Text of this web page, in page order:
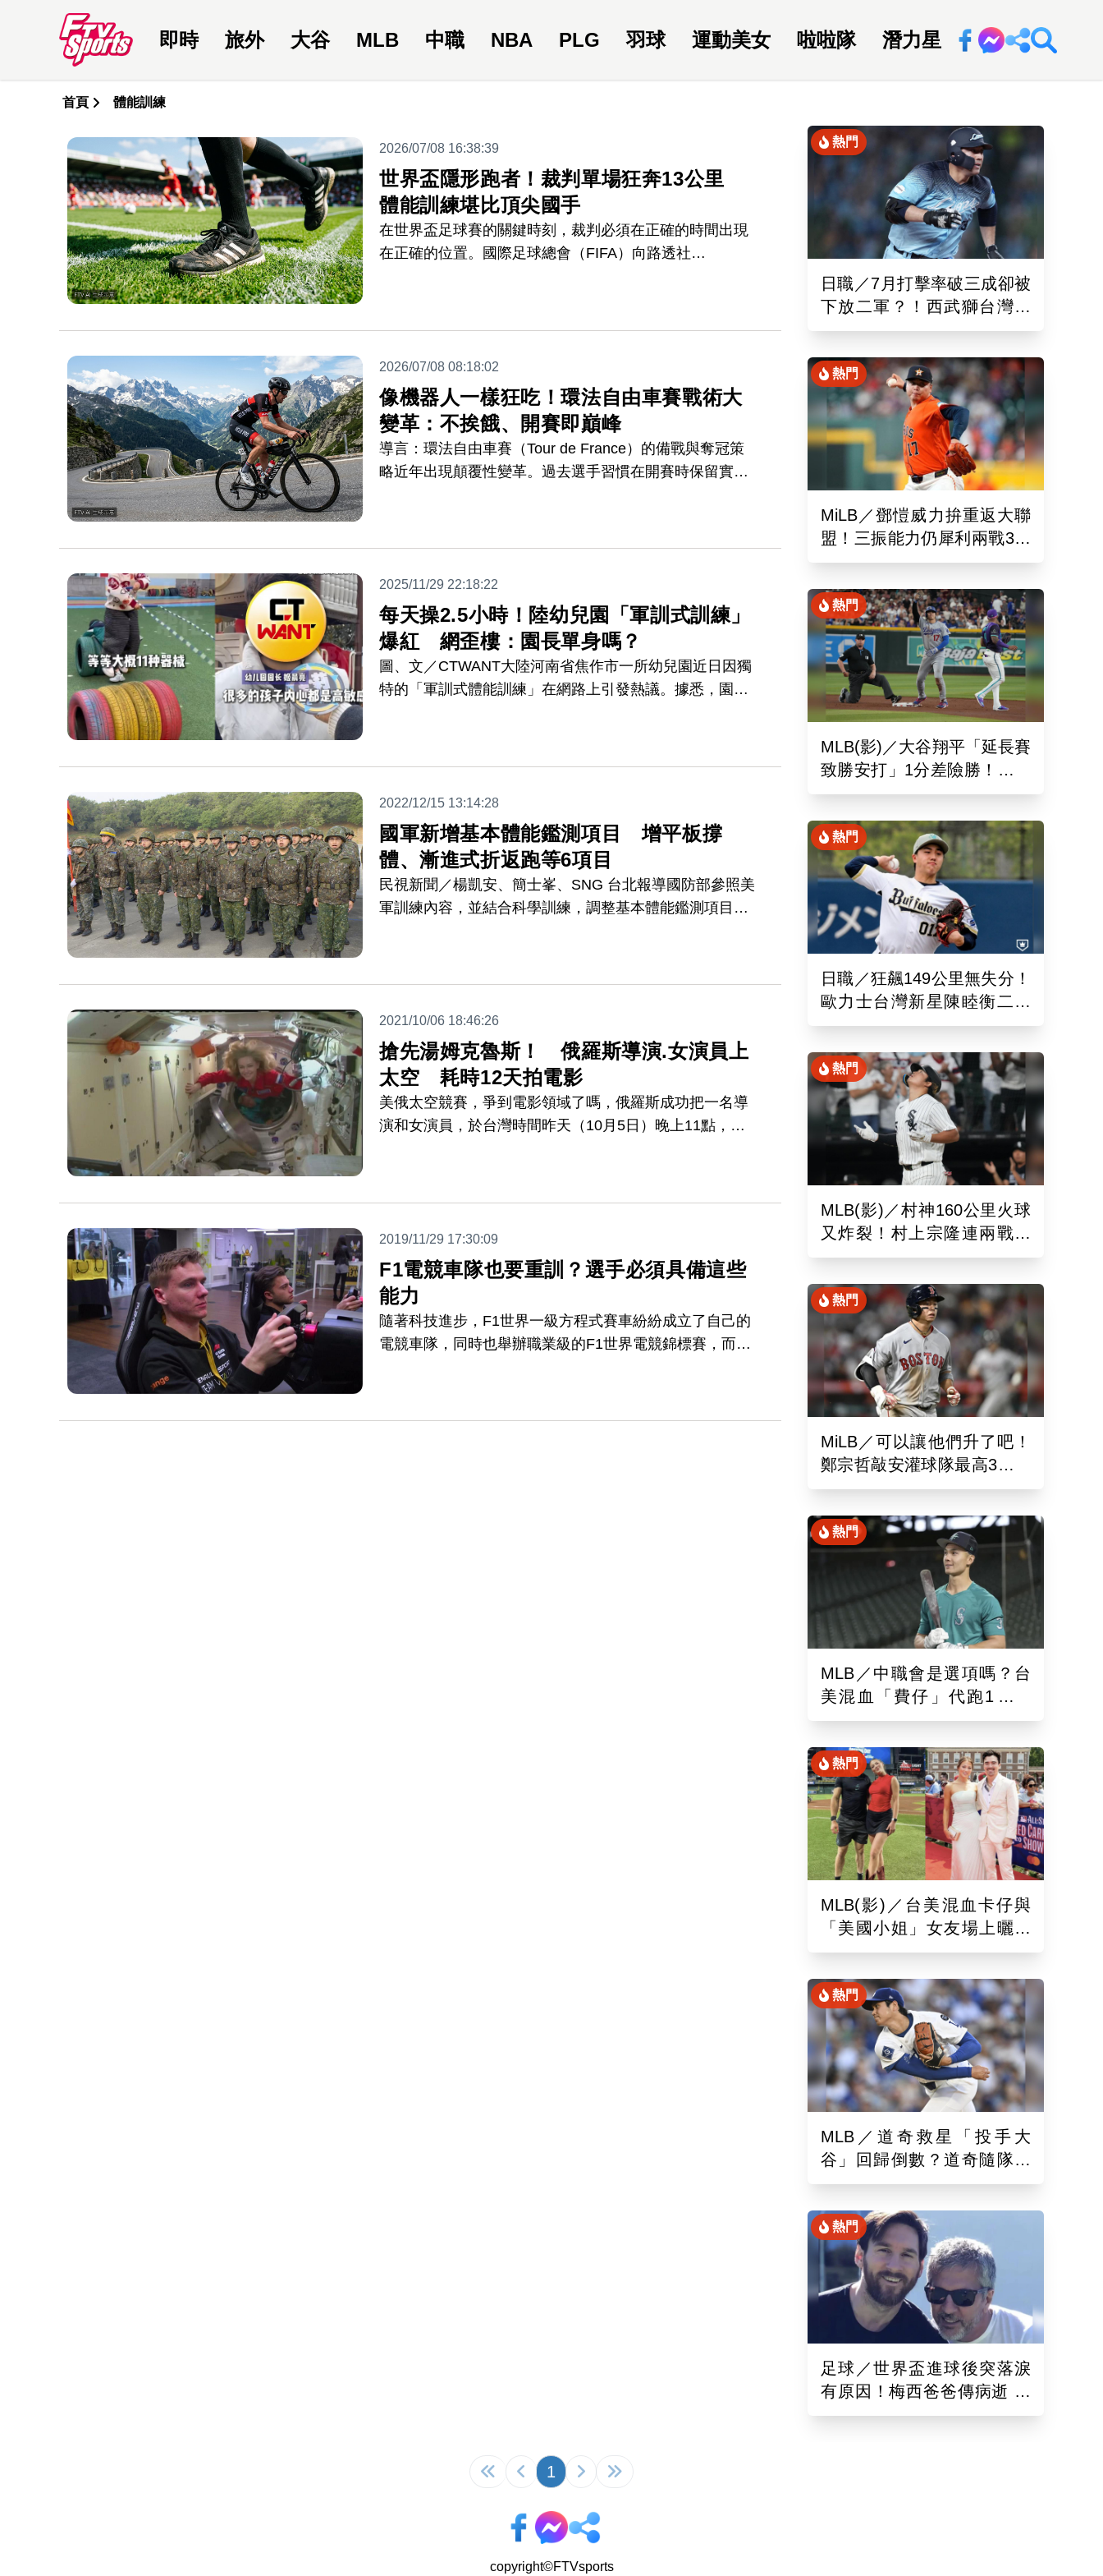
即時 旅外 大谷 MLB 中職 NBA PLG 羽球 運動美女 啦啦隊 潛力星 回新聞網
首頁 體能訓練
2026/07/08 16:38:39
世界盃隱形跑者！裁判單場狂奔13公里
體能訓練堪比頂尖國手
在世界盃足球賽的關鍵時刻，裁判必須在正確的時間出現
在正確的位置。國際足球總會（FIFA）向路透社
2026/07/08 08:18:02
像機器人一樣狂吃！環法自由車賽戰術大
變革：不挨餓、開賽即巔峰
導言：環法自由車賽（Tour de France）的備戰與奪冠策
略近年出現顛覆性變革。過去選手習慣在開賽時保留實
2025/11/29 22:18:22
每天操2.5小時！陸幼兒園「軍訓式訓練」
爆紅 網歪樓：園長單身嗎？
圖、文／CTWANT大陸河南省焦作市一所幼兒園近日因獨
特的「軍訓式體能訓練」在網路上引發熱議。據悉，園內
2022/12/15 13:14:28
國軍新增基本體能鑑測項目 增平板撐
體、漸進式折返跑等6項目
民視新聞／楊凱安、簡士峯、SNG 台北報導國防部參照美
軍訓練內容，並結合科學訓練，調整基本體能鑑測項目，
2021/10/06 18:46:26
搶先湯姆克魯斯！ 俄羅斯導演.女演員上
太空 耗時12天拍電影
美俄太空競賽，爭到電影領域了嗎，俄羅斯成功把一名導
演和女演員，於台灣時間昨天（10月5日）晚上11點，成
2019/11/29 17:30:09
F1電競車隊也要重訓？選手必須具備這些
能力
隨著科技進步，F1世界一級方程式賽車紛紛成立了自己的
電競車隊，同時也舉辦職業級的F1世界電競錦標賽，而且
熱門
日職／7月打擊率破三成卻被
下放二軍？！西武獅台灣重
砲林安可「抹消登錄」原因
熱門
MiLB／鄧愷威力拚重返大聯
盟！三振能力仍犀利兩戰3局
狂飆6K
熱門
MLB(影)／大谷翔平「延長賽
致勝安打」1分差險勝！道奇
終止本季最長7連敗低潮
熱門
日職／狂飆149公里無失分！
歐力士台灣新星陳睦衡二軍
先發5局好投技驚四座
熱門
MLB(影)／村神160公里火球
又炸裂！村上宗隆連兩戰開
砲 第26轟再寫日本紀錄
熱門
MiLB／可以讓他們升了吧！
鄭宗哲敲安灌球隊最高3打點
混血「龍仔」單場猛打賞
熱門
MLB／中職會是選項嗎？台
美混血「費仔」代跑1場被
DFA！再成自由球員動向受
熱門
MLB(影)／台美混血卡仔與
「美國小姐」女友場上曬恩
愛！賽前獻唱大谷翔平場邊
熱門
MLB／道奇救星「投手大
谷」回歸倒數？道奇隨隊記
者樂觀曝「最新進展」
熱門
足球／世界盃進球後突落淚
有原因！梅西爸爸傳病逝 為
人低調曾是「王牌經紀人」
1
copyright©FTVsports